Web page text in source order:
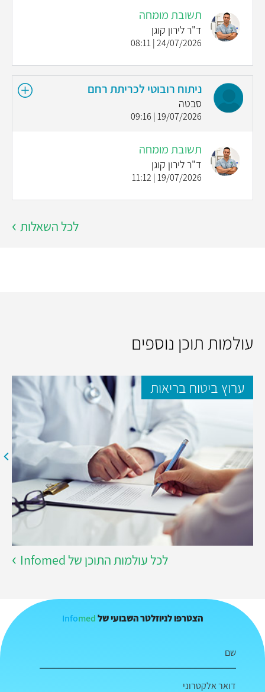
תשובת מומחה
ד"ר לירון קוגן
24/07/2026 | 08:11
ניתוח רובוטי לכריתת רחם
סבטה
19/07/2026 | 09:16
תשובת מומחה
ד"ר לירון קוגן
19/07/2026 | 11:12
לכל השאלות
עולמות תוכן נוספים
ערוץ ביטוח בריאות
לכל עולמות התוכן של Infomed
הצטרפו לניוזלטר השבועי של Infomed
שם
דואר אלקטרוני